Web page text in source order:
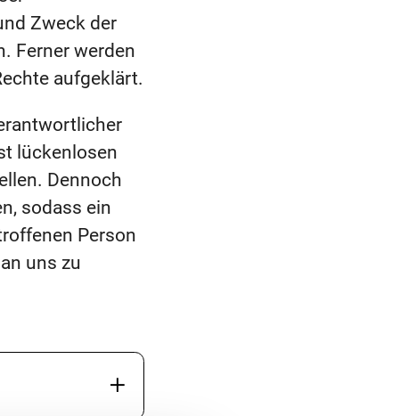
Zweck der
Ferner werden
aufgeklärt.
lückenlosen
Dennoch
sodass ein
Person
uns zu